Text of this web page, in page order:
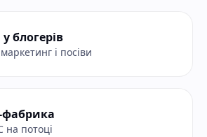
блогерів
і посіви
фабрика
на потоці